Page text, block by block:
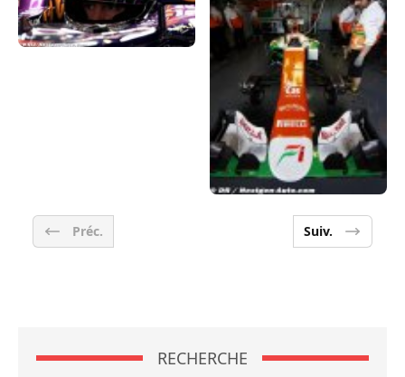
Préc. Suiv.
RECHERCHE